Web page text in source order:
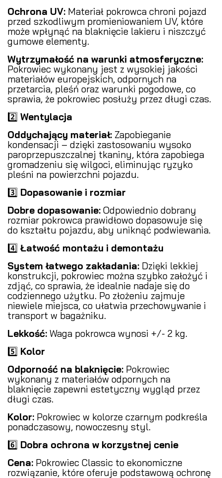
Ochrona UV: Materiał pokrowca chroni pojazd
przed szkodliwym promieniowaniem UV, które
może wpłynąć na blaknięcie lakieru i niszczyć
gumowe elementy.
Wytrzymałość na warunki atmosferyczne:
Pokrowiec wykonany jest z wysokiej jakości
materiałów europejskich, odpornych na
przetarcia, pleśń oraz warunki pogodowe, co
sprawia, że pokrowiec posłuży przez długi czas.
2️⃣ Wentylacja
Oddychający materiał: Zapobieganie
kondensacji – dzięki zastosowaniu wysoko
paroprzepuszczalnej tkaniny, która zapobiega
gromadzeniu się wilgoci, eliminując ryzyko
pleśni na powierzchni pojazdu.
3️⃣ Dopasowanie i rozmiar
Dobre dopasowanie: Odpowiednio dobrany
rozmiar pokrowca prawidłowo dopasowuje się
do kształtu pojazdu, aby uniknąć podwiewania.
4️⃣ Łatwość montażu i demontażu
System łatwego zakładania: Dzięki lekkiej
konstrukcji, pokrowiec można szybko założyć i
zdjąć, co sprawia, że idealnie nadaje się do
codziennego użytku. Po złożeniu zajmuje
niewiele miejsca, co ułatwia przechowywanie i
transport w bagażniku.
Lekkość: Waga pokrowca wynosi +/- 2 kg.
5️⃣ Kolor
Odporność na blaknięcie: Pokrowiec
wykonany z materiałów odpornych na
blaknięcie zapewni estetyczny wygląd przez
długi czas.
Kolor: Pokrowiec w kolorze czarnym podkreśla
ponadczasowy, nowoczesny styl.
6️⃣ Dobra ochrona w korzystnej cenie
Cena: Pokrowiec Classic to ekonomiczne
rozwiązanie, które oferuje podstawową ochronę